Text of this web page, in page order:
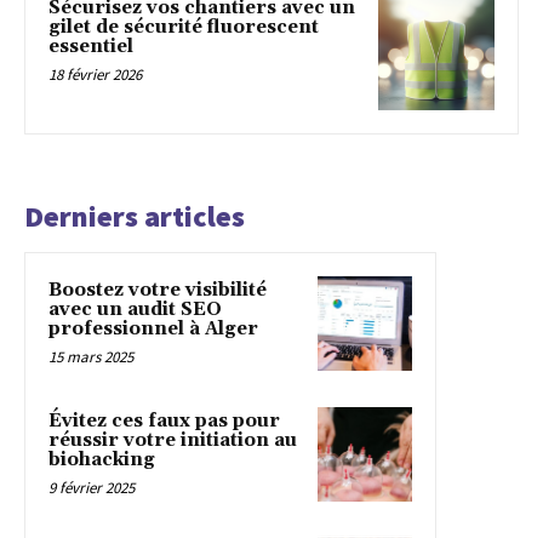
Sécurisez vos chantiers avec un
gilet de sécurité fluorescent
essentiel
18 février 2026
Derniers articles
Boostez votre visibilité
avec un audit SEO
professionnel à Alger
15 mars 2025
Évitez ces faux pas pour
réussir votre initiation au
biohacking
9 février 2025